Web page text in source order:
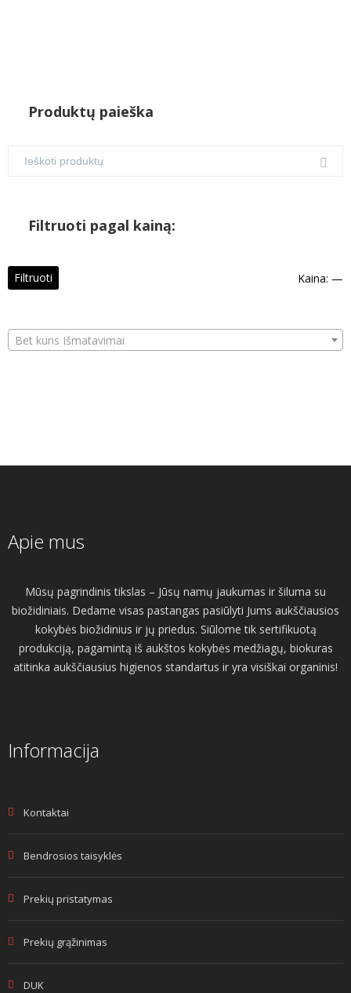
Produktų paieška
Filtruoti pagal kainą:
Filtruoti Kaina: —
Bet kuris Išmatavimai
Apie mus
Mūsų pagrindinis tikslas – Jūsų namų jaukumas ir šiluma su
biožidiniais. Dedame visas pastangas pasiūlyti Jums aukščiausios
kokybės biožidinius ir jų priedus. Siūlome tik sertifikuotą
produkciją, pagamintą iš aukštos kokybės medžiagų, biokuras
atitinka aukščiausius higienos standartus ir yra visiškai organinis!
Informacija
Kontaktai
Bendrosios taisyklės
Prekių pristatymas
Prekių grąžinimas
DUK